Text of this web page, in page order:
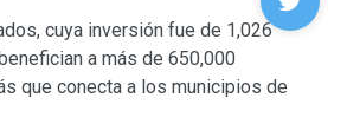
cuya inversión fue de 1,026
a más de 650,000
que conecta a los municipios de